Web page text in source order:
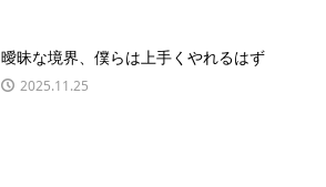
曖昧な境界、僕らは上手くやれるはず
2025.11.25